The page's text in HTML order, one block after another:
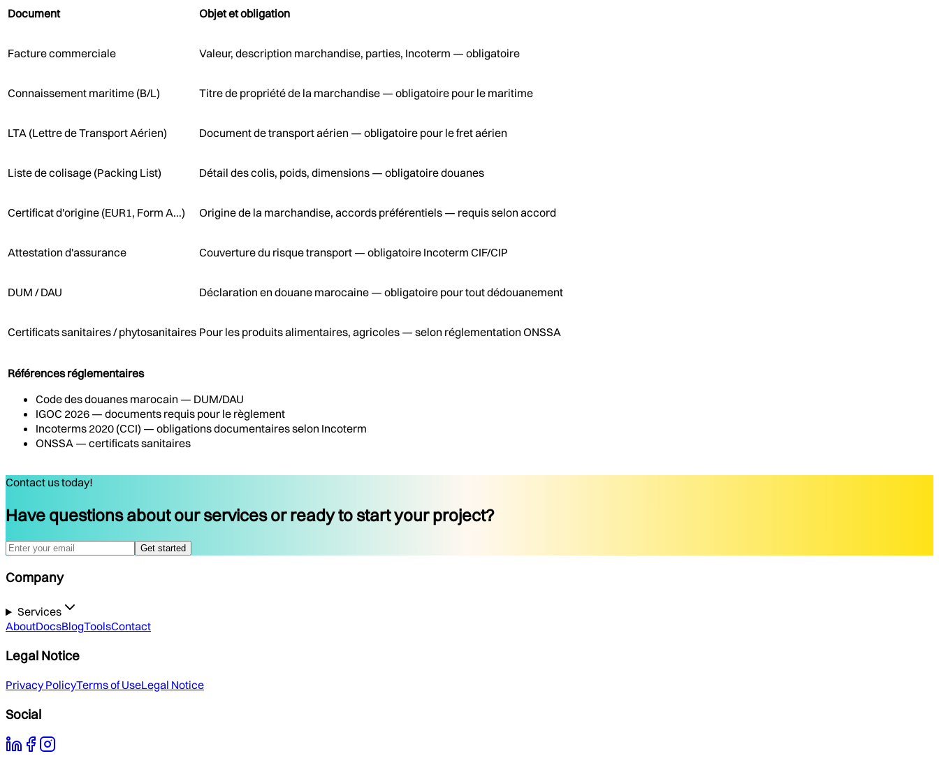
Document Objet et obligation
Facture commerciale Valeur, description marchandise, parties, Incoterm — obligatoire
Connaissement maritime (B/L) Titre de propriété de la marchandise — obligatoire pour le maritime
LTA (Lettre de Transport Aérien) Document de transport aérien — obligatoire pour le fret aérien
Liste de colisage (Packing List) Détail des colis, poids, dimensions — obligatoire douanes
Certificat d'origine (EUR1, Form A...) Origine de la marchandise, accords préférentiels — requis selon accord
Attestation d'assurance Couverture du risque transport — obligatoire Incoterm CIF/CIP
DUM / DAU Déclaration en douane marocaine — obligatoire pour tout dédouanement
Certificats sanitaires / phytosanitaires Pour les produits alimentaires, agricoles — selon réglementation ONSSA
Références réglementaires
Code des douanes marocain — DUM/DAU
IGOC 2026 — documents requis pour le règlement
Incoterms 2020 (CCI) — obligations documentaires selon Incoterm
ONSSA — certificats sanitaires
Contact us today!
Have questions about our services or ready to start your project?
Get started
Company
Services
AboutDocsBlogToolsContact
Legal Notice
Privacy PolicyTerms of UseLegal Notice
Social